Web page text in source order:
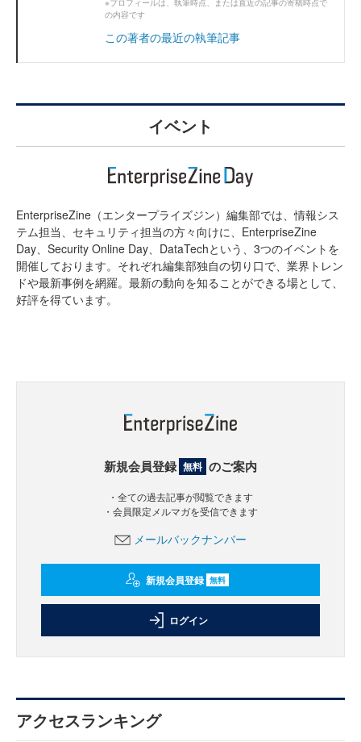
※プロフィールは、執筆時点、または直近の記事の寄稿時点で
の内容です
この著者の最近の執筆記事
イベント
EnterpriseZine（エンタープライズジン）編集部では、情報シス
テム担当、セキュリティ担当の方々向けに、EnterpriseZine
Day、Security Online Day、DataTechという、3つのイベントを
開催しております。それぞれ編集部独自の切り口で、業界トレン
ドや最新事例を網羅。最新の動向を知ることができる場として、
好評を得ています。
新規会員登録 無料 のご案内
・全ての過去記事が閲覧できます
・会員限定メルマガを受信できます
メールバックナンバー
新規会員登録 無料
ログイン
アクセスランキング